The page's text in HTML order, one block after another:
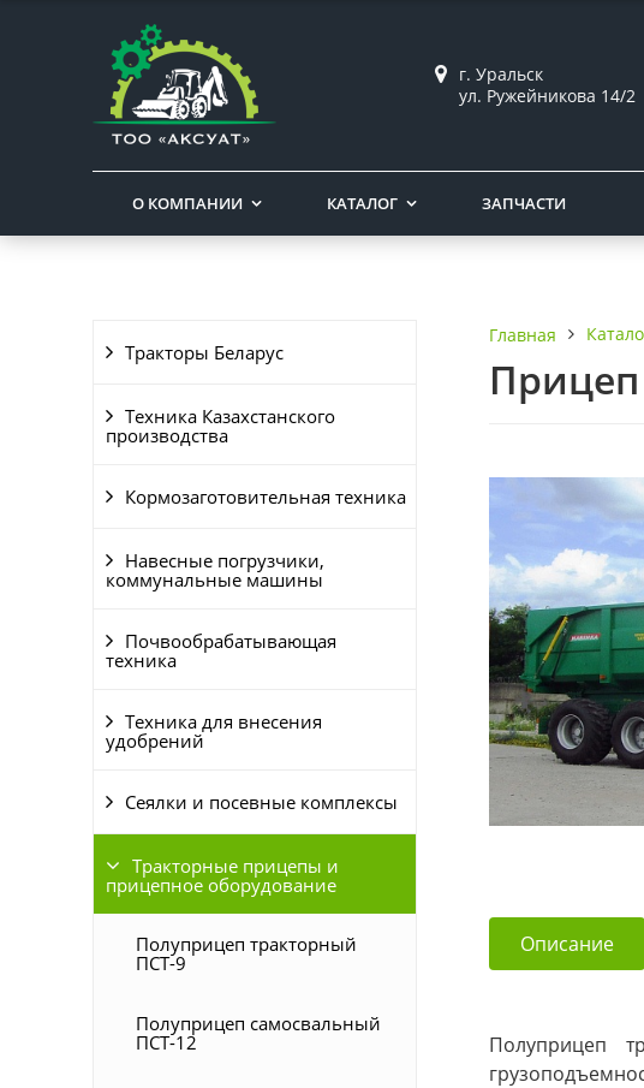
г. Уральск
ул. Ружейникова 14/2
О КОМПАНИИ КАТАЛОГ ЗАПЧАСТИ
Тракторы Беларус
Техника Казахстанского
производства
Кормозаготовительная техника
Навесные погрузчики,
коммунальные машины
Почвообрабатывающая
техника
Техника для внесения
удобрений
Сеялки и посевные комплексы
Тракторные прицепы и
прицепное оборудование
Полуприцеп тракторный
ПСТ-9
Полуприцеп самосвальный
ПСТ-12
Главная
Описание
Полуприцеп